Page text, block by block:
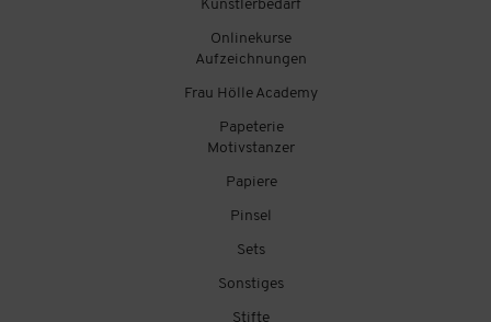
Künstlerbedarf
Onlinekurse
Aufzeichnungen
Frau Hölle Academy
Papeterie
Motivstanzer
Papiere
Pinsel
Sets
Sonstiges
Stifte